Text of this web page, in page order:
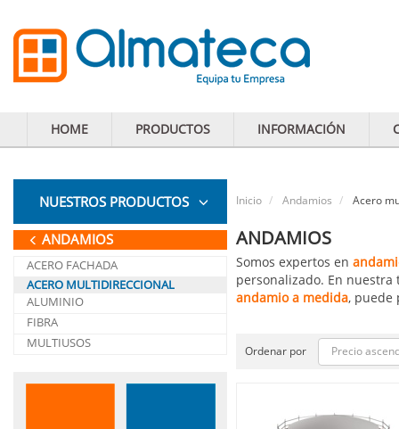
HOME PRODUCTOS INFORMACIÓN
NUESTROS PRODUCTOS
ANDAMIOS
ACERO FACHADA
ACERO MULTIDIRECCIONAL
ALUMINIO
FIBRA
MULTIUSOS
Inicio Andamios Acero
ANDAMIOS
Somos expertos en
personalizado. En
andamio a medida, puede
Ordenar por Precio